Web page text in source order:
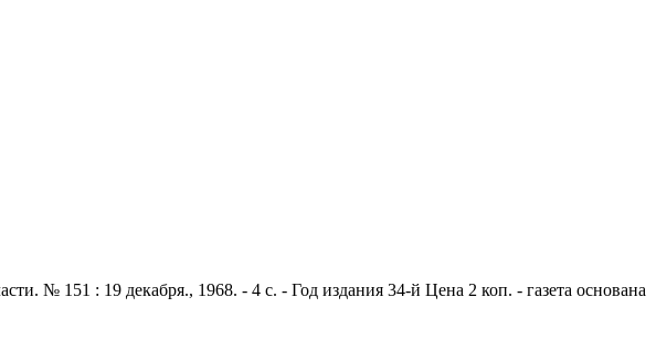
№ 151 : 19 декабря., 1968. - 4 с. - Год издания 34-й Цена 2 коп. - газета основана